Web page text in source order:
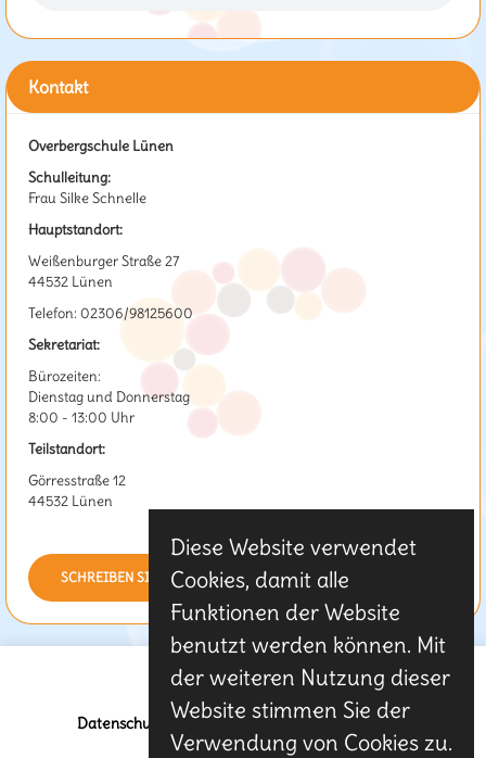
Kontakt
Overbergschule Lünen
Schulleitung:
Frau Silke Schnelle
Hauptstandort:
Weißenburger Straße 27
44532 Lünen
Telefon: 02306/98125600
Sekretariat:
Bürozeiten:
Dienstag und Donnerstag
8:00 - 13:00 Uhr
Teilstandort:
Görresstraße 12
44532 Lünen
SCHREIBEN SIE UNS
Datenschutz & Cookies- Impressum- Kontakt
Diese Website verwendet
Cookies, damit alle
Funktionen der Website
benutzt werden können. Mit
der weiteren Nutzung dieser
Website stimmen Sie der
Verwendung von Cookies zu.